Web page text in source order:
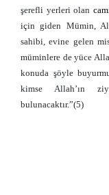
şerefli yerleri olan
için giden Mümin,
sahibi, evine gelen
müminlere de yüce
konuda şöyle
kimse Allah’ın
bulunacaktır.”(5)